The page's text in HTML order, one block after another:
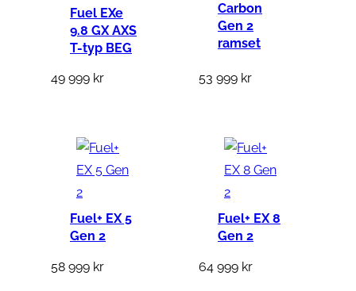
Fuel EXe
9.8 GX AXS
T-typ BEG
49 999 kr
Carbon
Gen 2
ramset
53 999 kr
Fuel+ EX 5
Gen 2
58 999 kr
Fuel+ EX 8
Gen 2
64 999 kr